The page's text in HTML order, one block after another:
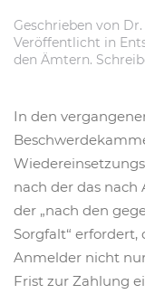
Geschrieben von
Veröffentlicht in
den Ämtern.
In den
nach der das nach
der „nach den
Sorgfalt“ erfordert,
Anmelder nicht
Frist zur Zahlung